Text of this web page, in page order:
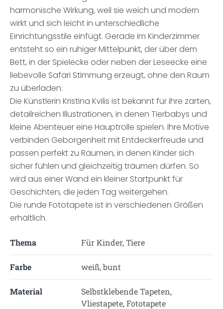
harmonische Wirkung, weil sie weich und modern
wirkt und sich leicht in unterschiedliche
Einrichtungsstile einfügt. Gerade im Kinderzimmer
entsteht so ein ruhiger Mittelpunkt, der über dem
Bett, in der Spielecke oder neben der Leseecke eine
liebevolle Safari Stimmung erzeugt, ohne den Raum
zu überladen.
Die Künstlerin Kristina Kvilis ist bekannt für ihre zarten,
detailreichen Illustrationen, in denen Tierbabys und
kleine Abenteuer eine Hauptrolle spielen. Ihre Motive
verbinden Geborgenheit mit Entdeckerfreude und
passen perfekt zu Räumen, in denen Kinder sich
sicher fühlen und gleichzeitig träumen dürfen. So
wird aus einer Wand ein kleiner Startpunkt für
Geschichten, die jeden Tag weitergehen.
Die runde Fototapete ist in verschiedenen Größen
erhältlich.
Thema Für Kinder, Tiere
Farbe weiß, bunt
Material
Selbstklebende Tapeten,
Vliestapete, Fototapete